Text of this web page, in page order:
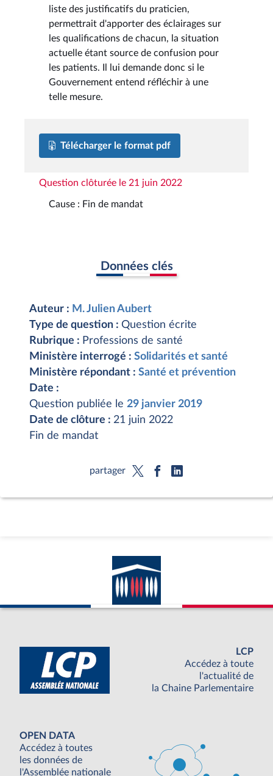
liste des justificatifs du praticien,
permettrait d'apporter des éclairages sur
les qualifications de chacun, la situation
actuelle étant source de confusion pour
les patients. Il lui demande donc si le
Gouvernement entend réfléchir à une
telle mesure.
Télécharger le format pdf
Question clôturée le 21 juin 2022
Cause : Fin de mandat
Données clés
Auteur : M. Julien Aubert
Type de question : Question écrite
Rubrique : Professions de santé
Ministère interrogé : Solidarités et santé
Ministère répondant : Santé et prévention
Date :
Question publiée le 29 janvier 2019
Date de clôture : 21 juin 2022
Fin de mandat
partager
LCP
Accédez à toute
l'actualité de
la Chaine Parlementaire
OPEN DATA
Accédez à toutes
les données de
l'Assemblée nationale